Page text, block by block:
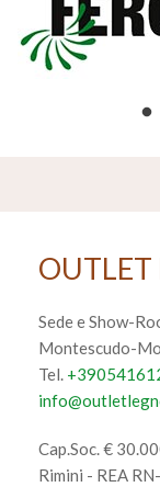
OUTLET
Sede e Show-
Montescudo-
Tel.
Cap.Soc. €
Rimini - REA